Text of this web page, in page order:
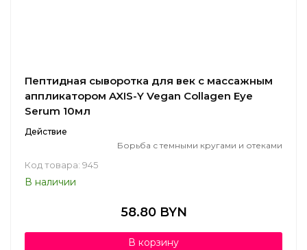
Пептидная сыворотка для век с массажным
аппликатором AXIS-Y Vegan Collagen Eye
Serum 10мл
Действие
Борьба с темными кругами и отеками
Код товара: 945
В наличии
58.80 BYN
В корзину